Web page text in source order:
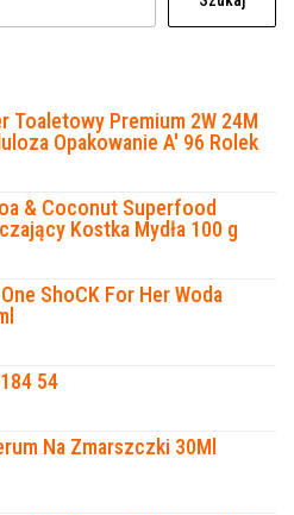
Toaletowy Premium 2W 24M
Opakowanie A' 96 Rolek
& Coconut Superfood
Kostka Mydła 100 g
ShoCK For Her Woda
54
Na Zmarszczki 30Ml